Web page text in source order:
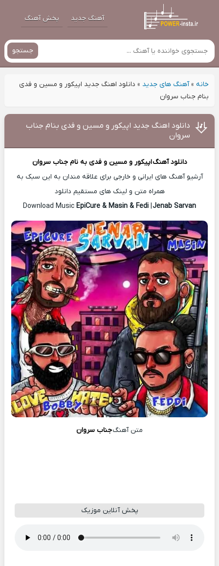
آهنگ جدید پخش آهنگ
جستجو
خانه»آهنگ های جدید » دانلود اهنگ جدید اپیکور و مسین و فدی
بنام جناب سروان
دانلود اهنگ جدید اپیکور و مسین و فدی بنام جناب
سروان
دانلود آهنگاپیکور و مسین و فدی به نام جناب سروان
آرشیو آهنگ های ایرانی و خارجی برای علاقه مندان به این سبک به
همراه متن و لینک های مستقیم دانلود
Download Music
EpiCure & Masin & Fedi|Jenab Sarvan
متن آهنگجناب سروان
پخش آنلاین موزیک